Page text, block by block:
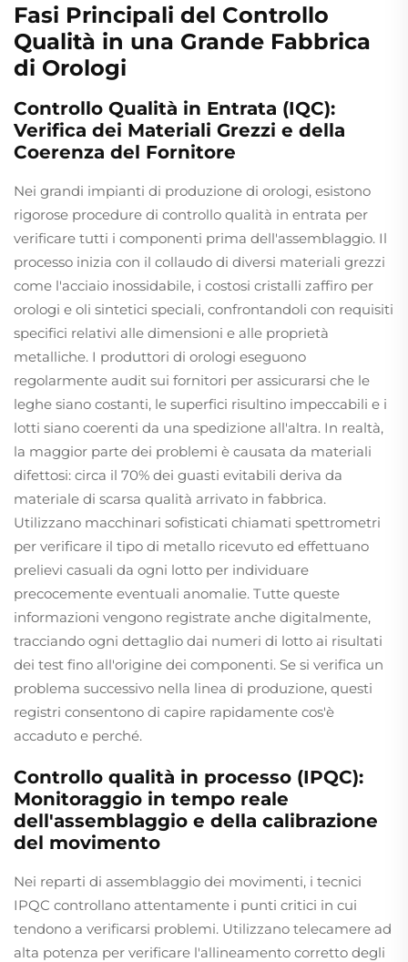
Fasi Principali del Controllo
Qualità in una Grande Fabbrica
di Orologi
Controllo Qualità in Entrata (IQC):
Verifica dei Materiali Grezzi e della
Coerenza del Fornitore
Nei grandi impianti di produzione di orologi, esistono
rigorose procedure di controllo qualità in entrata per
verificare tutti i componenti prima dell'assemblaggio. Il
processo inizia con il collaudo di diversi materiali grezzi
come l'acciaio inossidabile, i costosi cristalli zaffiro per
orologi e oli sintetici speciali, confrontandoli con requisiti
specifici relativi alle dimensioni e alle proprietà
metalliche. I produttori di orologi eseguono
regolarmente audit sui fornitori per assicurarsi che le
leghe siano costanti, le superfici risultino impeccabili e i
lotti siano coerenti da una spedizione all'altra. In realtà,
la maggior parte dei problemi è causata da materiali
difettosi: circa il 70% dei guasti evitabili deriva da
materiale di scarsa qualità arrivato in fabbrica.
Utilizzano macchinari sofisticati chiamati spettrometri
per verificare il tipo di metallo ricevuto ed effettuano
prelievi casuali da ogni lotto per individuare
precocemente eventuali anomalie. Tutte queste
informazioni vengono registrate anche digitalmente,
tracciando ogni dettaglio dai numeri di lotto ai risultati
dei test fino all'origine dei componenti. Se si verifica un
problema successivo nella linea di produzione, questi
registri consentono di capire rapidamente cos'è
accaduto e perché.
Controllo qualità in processo (IPQC):
Monitoraggio in tempo reale
dell'assemblaggio e della calibrazione
del movimento
Nei reparti di assemblaggio dei movimenti, i tecnici
IPQC controllano attentamente i punti critici in cui
tendono a verificarsi problemi. Utilizzano telecamere ad
alta potenza per verificare l'allineamento corretto degli